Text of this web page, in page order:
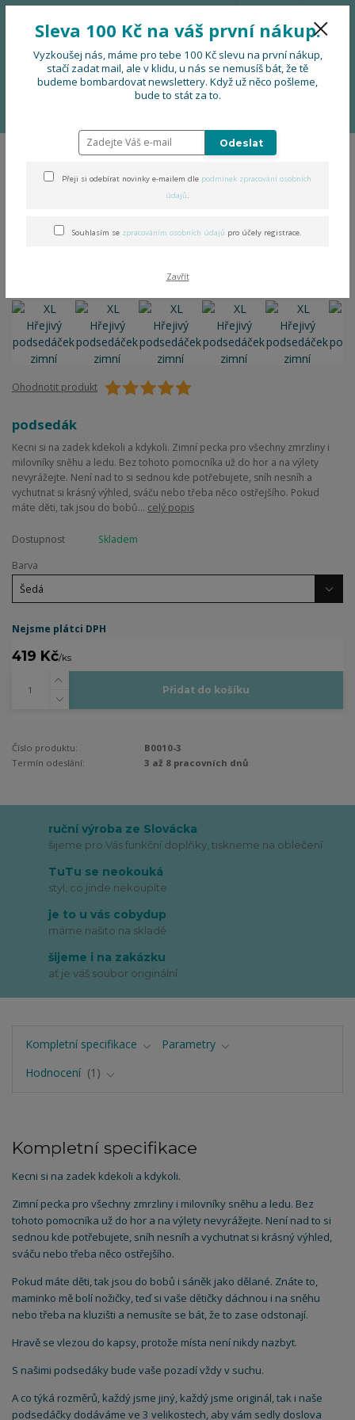
Menu
0 Kč
XL Hřejivý podsedáček zimní
(zapínání na gumu)
Ohodnotit produkt
podsedák
Kecni si na zadek kdekoli a kdykoli. Zimní pecka pro všechny zmrzliny i
milovníky sněhu a ledu. Bez tohoto pomocníka už do hor a na výlety
nevyrážejte. Není nad to si sednou kde potřebujete, sníh nesníh a
vychutnat si krásný výhled, sváču nebo třeba něco ostřejšího. Pokud
máte děti, tak jsou do bobů... celý popis
Dostupnost
Skladem
Barva
Nejsme plátci DPH
419 Kč/ks
Přidat do košíku
Číslo produktu:
B0010-3
Termín odeslání:
3 až 8 pracovních dnů
ruční výroba ze Slovácka
šijeme pro Vás funkční doplňky, tiskneme na oblečení
TuTu se neokouká
styl, co jinde nekoupíte
je to u vás cobydup
máme našito na skladě
šijeme i na zakázku
ať je váš soubor originální
Kompletní specifikace
Parametry
Hodnocení
1
Kompletní specifikace
Kecni si na zadek kdekoli a kdykoli.
Zimní pecka pro všechny zmrzliny i milovníky sněhu a ledu. Bez
tohoto pomocníka už do hor a na výlety nevyrážejte. Není nad to si
sednou kde potřebujete, sníh nesníh a vychutnat si krásný výhled,
sváču nebo třeba něco ostřejšího.
Pokud máte děti, tak jsou do bobů i sáněk jako dělané. Znáte to,
maminko mě bolí nožičky, teď si vaše dětičky dáchnou i na sněhu
nebo třeba na kluzišti a nemusíte se bát, že to zase odstonají.
Hravě se vlezou do kapsy, protože místa není nikdy nazbyt.
S našimi podsedáky bude vaše pozadí vždy v suchu.
A co týká rozměrů, každý jsme jiný, každý jsme originál, tak i naše
podsedáčky dodáváme ve 3 velikostech, aby vám sedly doslova
Sleva 100 Kč na váš první nákup.
Vyzkoušej nás, máme pro tebe 100 Kč slevu na první nákup,
stačí zadat mail, ale v klidu, u nás se nemusíš bát, že tě
budeme bombardovat newslettery. Když už něco pošleme,
bude to stát za to.
Odeslat
Přeji si odebírat novinky e-mailem dle podmínek zpracování osobních
údajů.
Souhlasím se zpracováním osobních údajů pro účely registrace.
Zavřít